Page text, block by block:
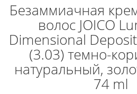
Безаммиачная
волос JOICO
Dimensional
(3.03) темно-
натуральный,
74 ml